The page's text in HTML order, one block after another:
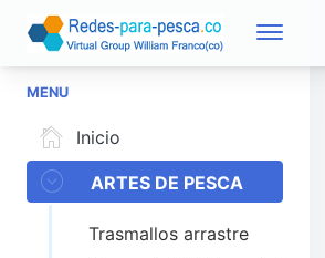
MENU
Inicio
ARTES DE PESCA
Trasmallos arrastre